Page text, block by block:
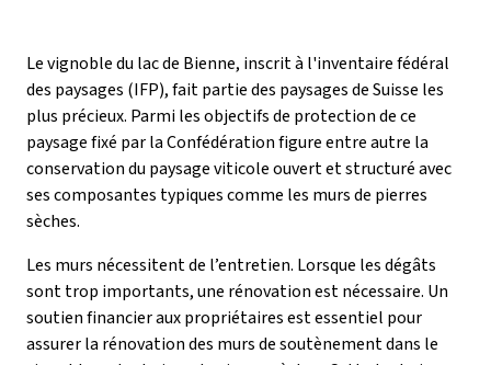
Le vignoble du lac de Bienne, inscrit à l'inventaire fédéral
des paysages (IFP), fait partie des paysages de Suisse les
plus précieux. Parmi les objectifs de protection de ce
paysage fixé par la Confédération figure entre autre la
conservation du paysage viticole ouvert et structuré avec
ses composantes typiques comme les murs de pierres
sèches.
Les murs nécessitent de l’entretien. Lorsque les dégâts
sont trop importants, une rénovation est nécessaire. Un
soutien financier aux propriétaires est essentiel pour
assurer la rénovation des murs de soutènement dans le